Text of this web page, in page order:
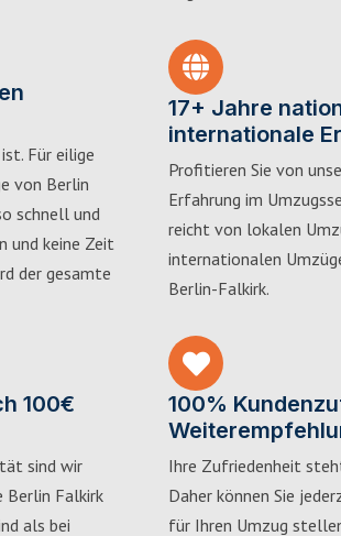
Für eilige
von Berlin
schnell und
und keine Zeit
der gesamte
17+ Jahre
internationale
Profitieren Sie von
Erfahrung im
reicht von lokalen
internationalen
Berlin-Falkirk.
100€
sind wir
Berlin Falkirk
als bei
100%
Ihre Zufriedenheit
Daher können Sie
für Ihren Umzug